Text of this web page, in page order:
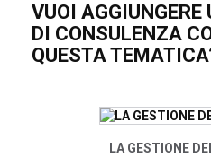
VUOI AGGIUNGERE
DI CONSULENZA
QUESTA
LA GESTIONE